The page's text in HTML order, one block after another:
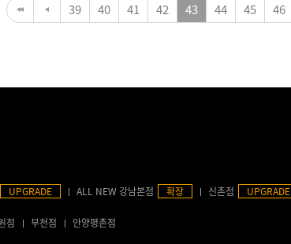
39 40 41 42 43 44 45 46
UPGRADE ALL NEW 강남본점 확장 신촌점 UPGRADE
점 부천점 안양평촌점